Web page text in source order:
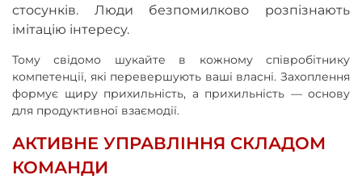
стосунків. Люди безпомилково розпізнають
імітацію інтересу.
Тому свідомо шукайте в кожному співробітнику
компетенції, які перевершують ваші власні. Захоплення
формує щиру прихильність, а прихильність — основу
для продуктивної взаємодії.
АКТИВНЕ УПРАВЛІННЯ СКЛАДОМ
КОМАНДИ